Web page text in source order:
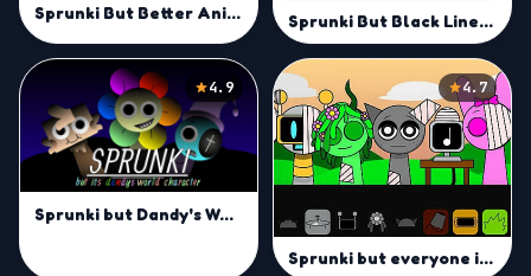
Sprunki But Better Animations Sprunki But Black Lines Mod
4.9
Sprunki but Dandy's World Characters Mod
4.7
Sprunki but everyone is alive